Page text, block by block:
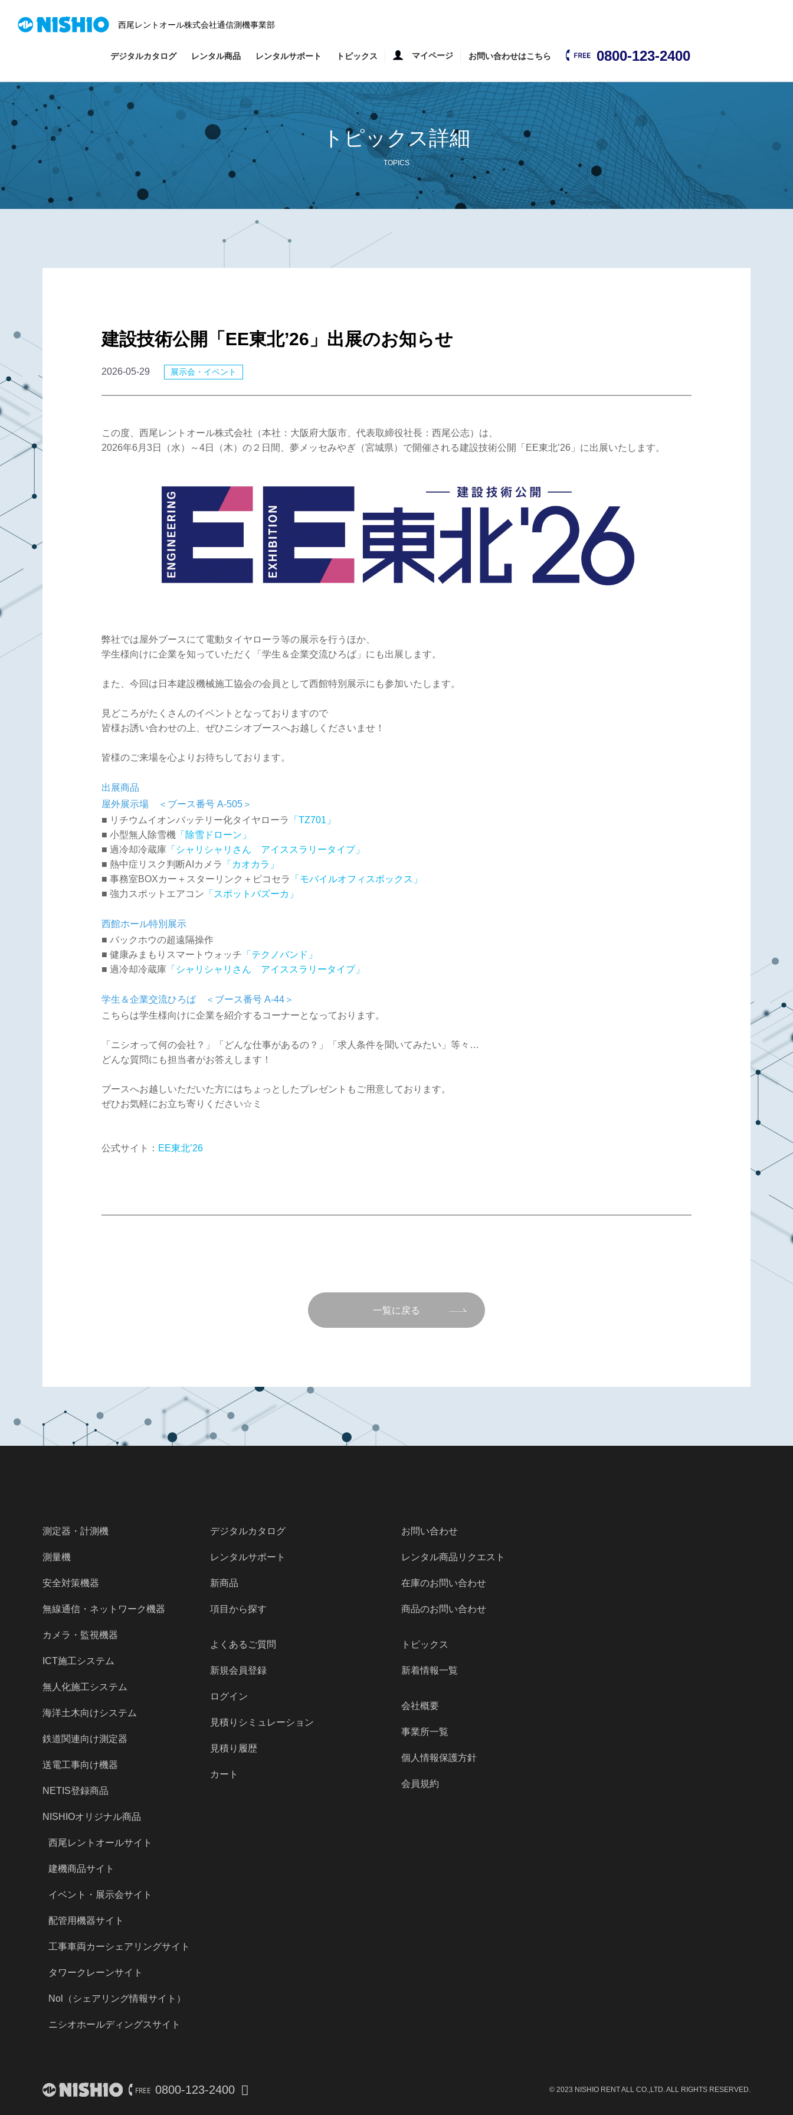
西尾レントオール株式会社通信測機事業部
デジタルカタログ レンタル商品 レンタルサポート トピックス マイページ お問い合わせはこちら 0800-123-2400
トピックス詳細
TOPICS
建設技術公開「EE東北’26」出展のお知らせ
2026-05-29 展示会・イベント
この度、西尾レントオール株式会社（本社：大阪府大阪市、代表取締役社長：西尾公志）は、
2026年6月3日（水）～4日（木）の２日間、夢メッセみやぎ（宮城県）で開催される建設技術公開「EE東北’26」に出展いたします。
弊社では屋外ブースにて電動タイヤローラ等の展示を行うほか、
学生様向けに企業を知っていただく「学生＆企業交流ひろば」にも出展します。
また、今回は日本建設機械施工協会の会員として西館特別展示にも参加いたします。
見どころがたくさんのイベントとなっておりますので
皆様お誘い合わせの上、ぜひニシオブースへお越しくださいませ！
皆様のご来場を心よりお待ちしております。
出展商品
屋外展示場 ＜ブース番号 A-505＞
■ リチウムイオンバッテリー化タイヤローラ
「TZ701」
■ 小型無人除雪機 「除雪ドローン」
■ 過冷却冷蔵庫 「シャリシャリさん アイススラリータイプ」
■ 熱中症リスク判断AIカメラ
「カオカラ」
■ 事務室BOXカー＋スターリンク＋ピコセラ
「モバイルオフィスボックス」
■ 強力スポットエアコン 「スポットバズーカ」
西館ホール特別展示
■ バックホウの超遠隔操作
■ 健康みまもりスマートウォッチ 「テクノバンド」
■ 過冷却冷蔵庫 「シャリシャリさん アイススラリータイプ」
学生＆企業交流ひろば ＜ブース番号 A-44＞
こちらは学生様向けに企業を紹介するコーナーとなっております。
「ニシオって何の会社？」「どんな仕事があるの？」「求人条件を聞いてみたい」等々…
どんな質問にも担当者がお答えします！
ブースへお越しいただいた方にはちょっとしたプレゼントもご用意しております。
ぜひお気軽にお立ち寄りください☆ミ
公式サイト： EE東北’26
一覧に戻る
測定器・計測機
測量機
安全対策機器
無線通信・ネットワーク機器
カメラ・監視機器
ICT施工システム
無人化施工システム
海洋土木向けシステム
鉄道関連向け測定器
送電工事向け機器
NETIS登録商品
NISHIOオリジナル商品
デジタルカタログ
レンタルサポート
新商品
項目から探す
よくあるご質問
新規会員登録
ログイン
見積りシミュレーション
見積り履歴
カート
お問い合わせ
レンタル商品リクエスト
在庫のお問い合わせ
商品のお問い合わせ
トピックス
新着情報一覧
会社概要
事業所一覧
個人情報保護方針
会員規約
西尾レントオールサイト
建機商品サイト
イベント・展示会サイト
配管用機器サイト
工事車両カーシェアリングサイト
タワークレーンサイト
Nol（シェアリング情報サイト）
ニシオホールディングスサイト
0800-123-2400 © 2023 NISHIO RENT ALL CO.,LTD. ALL RIGHTS RESERVED.